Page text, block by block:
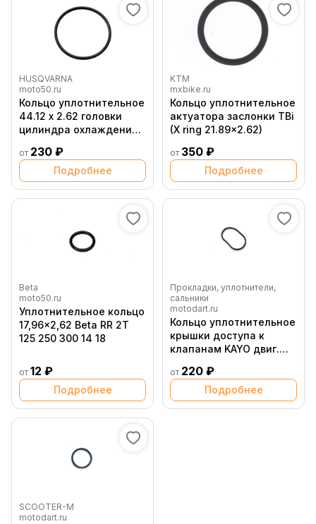
HUSQVARNA
moto50.ru
Кольцо уплотнительное
44.12 x 2.62 головки
цилиндра охлаждения
от 230 ₽
Подробнее
KTM
mxbike.ru
Кольцо уплотнительное
актуатора заслонки TBi
(X ring 21.89x2.62)
от 350 ₽
Подробнее
Beta
moto50.ru
Уплотнительное кольцо
17,96x2,62 Beta RR 2T
125 250 300 14 18
от 12 ₽
Подробнее
Прокладки, уплотнители,
сальники
motodart.ru
Кольцо уплотнительное
крышки доступа к
клапанам KAYO двиг.
от 220 ₽
Подробнее
SCOOTER-M
motodart.ru